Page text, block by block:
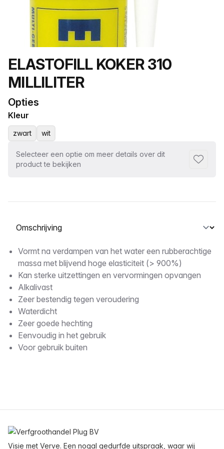
Productnaam
ELASTOFILL KOKER 310
MILLILITER
Opties
Kleur
zwart wit
Selecteer een optie om meer details over dit
product te bekijken
Selecteer een tabblad
Omschrijving
Vormt na verdampen van het water een rubberachtige
massa met blijvend hoge elasticiteit (> 900%)
Kan sterke uitzettingen en vervormingen opvangen
Alkalivast
Zeer bestendig tegen veroudering
Waterdicht
Zeer goede hechting
Eenvoudig in het gebruik
Voor gebruik buiten
Visie met Verve. Een nogal gedurfde uitspraak, waar wij